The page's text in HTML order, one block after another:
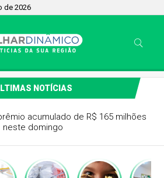
de 2026
NOTÍCIAS
acumulado de R$ 165 milhões
neste domingo